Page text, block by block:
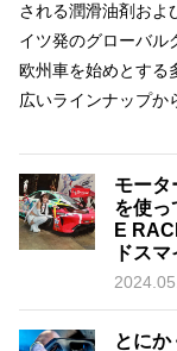
される潤滑油剤およ
イツ発のグローバル
欧州車を始めとする
広いラインナップか
モータ
を使っ
E
ドス
とに